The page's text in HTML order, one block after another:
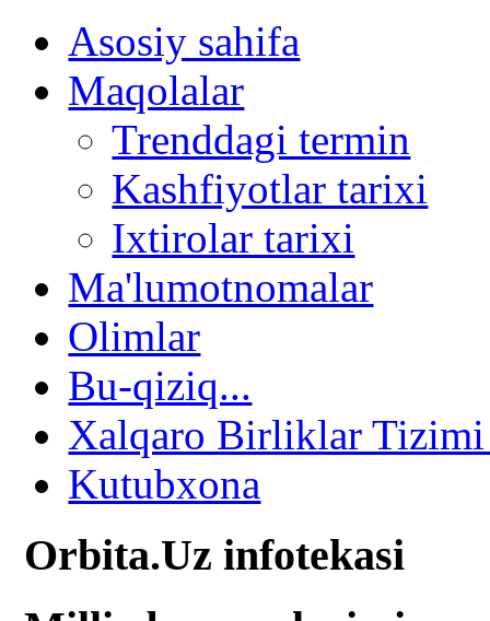
Asosiy sahifa
Maqolalar
Trenddagi termin
Kashfiyotlar tarixi
Ixtirolar tarixi
Ma'lumotnomalar
Olimlar
Bu-qiziq...
Xalqaro Birliklar
Kutubxona
Orbita.Uz infotekasi